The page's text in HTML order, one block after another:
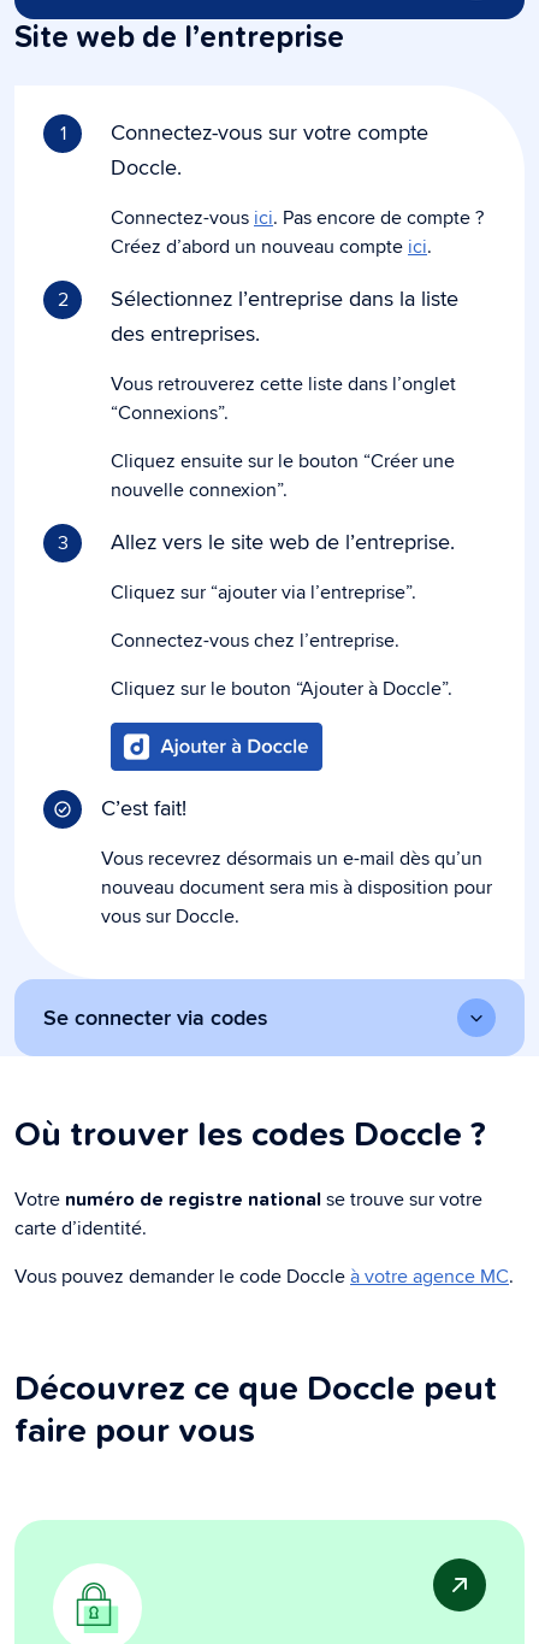
Site web de l’entreprise
1
Connectez-vous sur votre compte
Doccle.
Connectez-vous ici. Pas encore de compte ?
Créez d’abord un nouveau compte ici.
2
Sélectionnez l’entreprise dans la liste
des entreprises.
Vous retrouverez cette liste dans l’onglet
“Connexions”.
Cliquez ensuite sur le bouton “Créer une
nouvelle connexion”.
3
Allez vers le site web de l’entreprise.
Cliquez sur “ajouter via l’entreprise”.
Connectez-vous chez l’entreprise.
Cliquez sur le bouton “Ajouter à Doccle”.
C’est fait!
Vous recevrez désormais un e-mail dès qu’un
nouveau document sera mis à disposition pour
vous sur Doccle.
Se connecter via codes
Où trouver les codes Doccle ?
Votre numéro de registre national se trouve sur votre
carte d’identité.
Vous pouvez demander le code Doccleà votre agence MC.
Découvrez ce que Doccle peut
faire pour vous